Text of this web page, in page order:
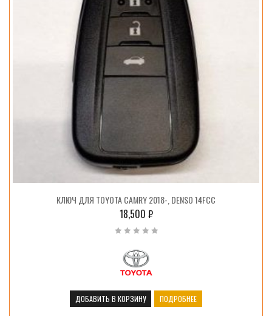
КЛЮЧ ДЛЯ TOYOTA CAMRY 2018-, DENSO 14FCC
18,500 ₽
ДОБАВИТЬ В КОРЗИНУ ПОДРОБНЕЕ